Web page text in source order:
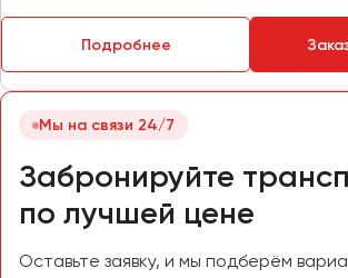
Подробнее
Мы на связи 24/7
Забронируйте
по лучшей цене
Оставьте заявку, и мы подберём